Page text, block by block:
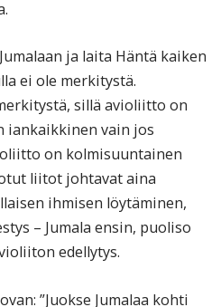
ja laita Häntä kaiken
ei ole merkitystä.
sillä avioliitto on
iankaikkinen vain jos
on kolmisuuntainen
liitot johtavat aina
ihmisen löytäminen,
– Jumala ensin, puoliso
edellytys.
”Juokse Jumalaa kohti